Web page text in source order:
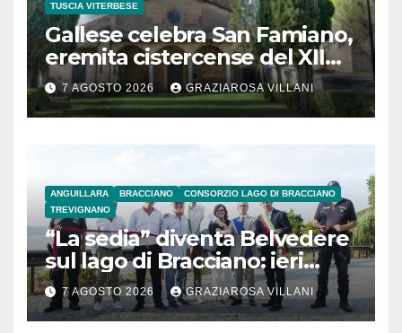
TUSCIA VITERBESE
Gallese celebra San Famiano,
eremita cistercense del XII
secolo
7 AGOSTO 2026 GRAZIAROSA VILLANI
ANGUILLARA BRACCIANO
CONSORZIO LAGO DI BRACCIANO
TREVIGNANO
“La sedia” diventa Belvedere
sul lago di Bracciano: ieri
l’inaugurazione
7 AGOSTO 2026 GRAZIAROSA VILLANI